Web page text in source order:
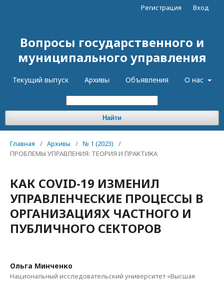
Вопросы государственного и
муниципального управления
Текущий выпуск Архивы Объявления О нас
Найти
Регистрация Вход
Главная / Архивы / № 1 (2023)
/
ПРОБЛЕМЫ УПРАВЛЕНИЯ: ТЕОРИЯ И ПРАКТИКА
КАК COVID-19 ИЗМЕНИЛ
УПРАВЛЕНЧЕСКИЕ ПРОЦЕССЫ В
ОРГАНИЗАЦИЯХ ЧАСТНОГО И
ПУБЛИЧНОГО СЕКТОРОВ
Ольга Минченко
Национальный исследовательский университет «Высшая